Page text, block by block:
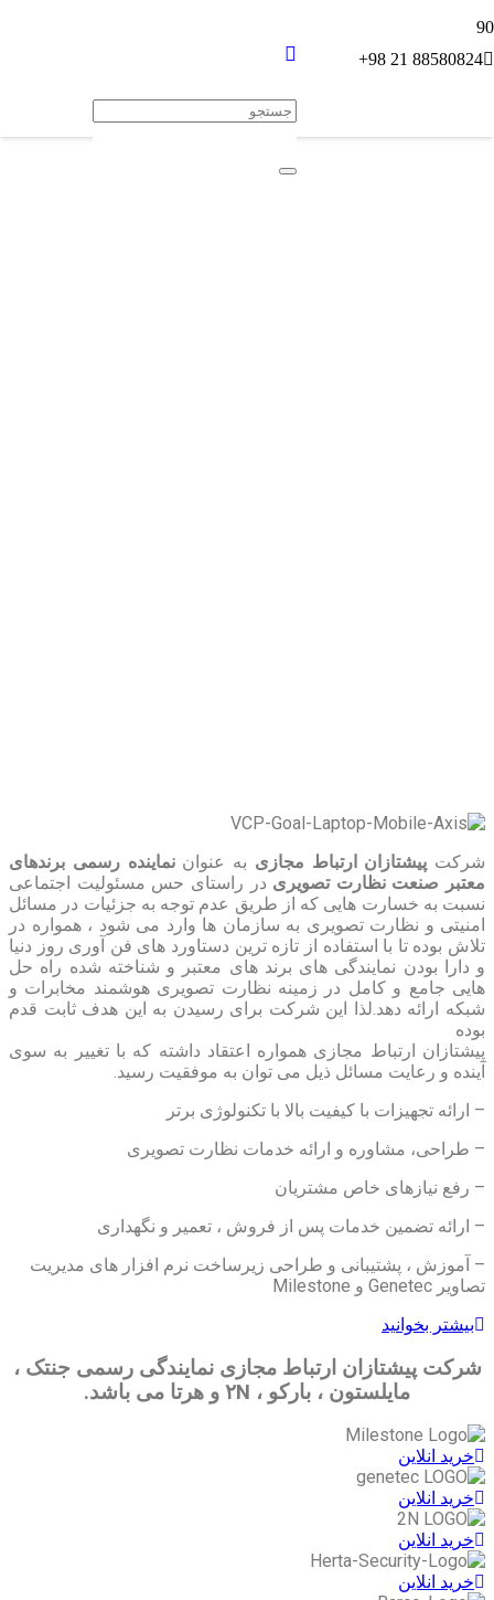
88580824 21 98+
شرکت پیشتازان ارتباط مجازی به عنواننماینده رسمی برندهای
معتبر صنعت نظارت تصویری در راستای حس مسئولیت اجتماعی
نسبت به خسارت هایی که از طریق عدم توجه به جزئیات در مسائل
امنیتی و نظارت تصویری به سازمان ها وارد می شود ، همواره در
تلاش بوده تا با استفاده از تازه ترین دستاورد های فن آوری روز دنیا
و دارا بودن نمایندگی های برند های معتبر و شناخته شده راه حل
هایی جامع و کامل در زمینه نظارت تصویری هوشمند مخابرات و
شبکه ارائه دهد.لذا این شرکت برای رسیدن به این هدف ثابت قدم
بوده
پیشتازان ارتباط مجازی همواره اعتقاد داشته که با تغییر به سوی
آینده و رعایت مسائل ذیل می توان به موفقیت رسید.
– ارائه تجهیزات با کیفیت بالا با تکنولوژی برتر
– طراحی، مشاوره و ارائه خدمات نظارت تصویری
– رفع نیازهای خاص مشتریان
– ارائه تضمین خدمات پس از فروش ، تعمیر و نگهداری
– آموزش ، پشتیبانی و طراحی زیرساخت نرم افزار های مدیریت
تصاویر Genetec و Milestone
بیشتر بخوانید
شرکت پیشتازان ارتباط مجازی نمایندگی رسمی جنتک ،
مایلستون ، بارکو ، ۲N و هرتا می باشد.
خرید انلاین
خرید انلاین
خرید انلاین
خرید انلاین